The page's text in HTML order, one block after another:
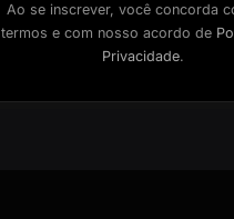
Ao se inscrever, você concorda
termos e com nosso acordo de
Privacidade.